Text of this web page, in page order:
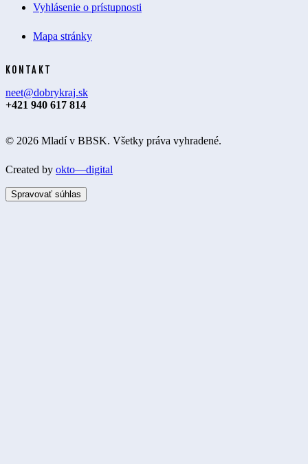
Vyhlásenie o prístupnosti
Mapa stránky
KONTAKT
neet@dobrykraj.sk
+421 940 617 814
© 2026 Mladí v BBSK. Všetky práva vyhradené.
Created by okto—digital
Spravovať súhlas